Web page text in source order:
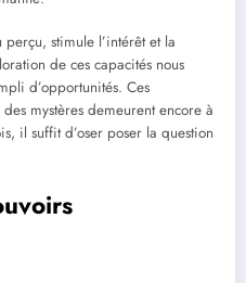
stimule l’intérêt et la
de ces capacités nous
d’opportunités. Ces
mystères demeurent encore à
il suffit d’oser poser la question